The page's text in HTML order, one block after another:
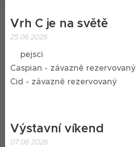
Vrh C je na světě
25.06.2026
🩵pejsci
Caspian - závazně rezervovaný
Cid - závazně rezervovaný
Výstavní víkend
07.06.2026